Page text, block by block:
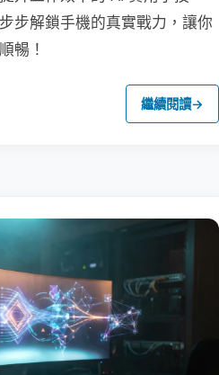
步解鎖手機的真實戰力，讓你
暢！
繼續閱讀→